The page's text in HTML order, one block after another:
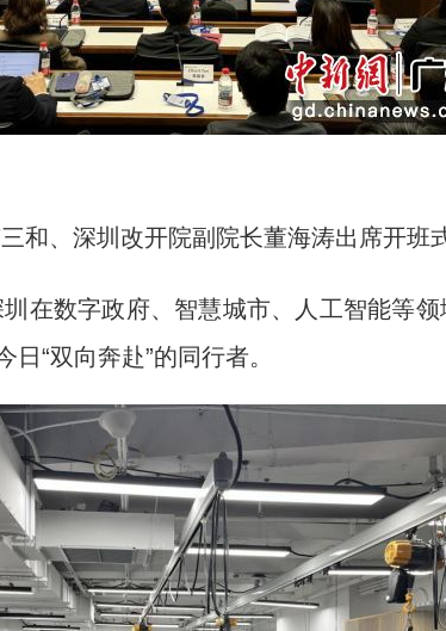
、深圳改开院副院长董海涛出席开班式
数字政府、智慧城市、人工智能等领
“双向奔赴”的同行者。